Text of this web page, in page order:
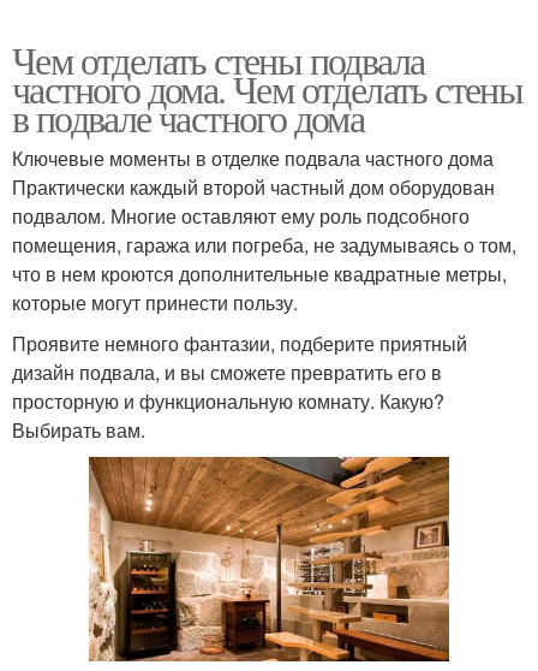
Чем отделать стены подвала
частного дома. Чем отделать стены
в подвале частного дома
Ключевые моменты в отделке подвала частного дома
Практически каждый второй частный дом оборудован
подвалом. Многие оставляют ему роль подсобного
помещения, гаража или погреба, не задумываясь о том,
что в нем кроются дополнительные квадратные метры,
которые могут принести пользу.
Проявите немного фантазии, подберите приятный
дизайн подвала, и вы сможете превратить его в
просторную и функциональную комнату. Какую?
Выбирать вам.